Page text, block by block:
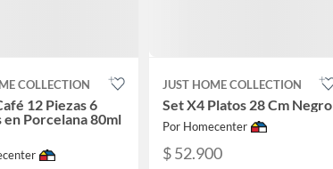
COLLECTION
12 Piezas 6
en Porcelana 80ml
JUST HOME COLLECTION
Set X4 Platos 28 Cm Negro
Por Homecenter
$ 52.900